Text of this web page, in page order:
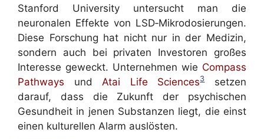
Stanford University untersucht man die
neuronalen Effekte von LSD‑Mikrodosierungen.
Diese Forschung hat nicht nur in der Medizin,
sondern auch bei privaten Investoren großes
Interesse geweckt. Unternehmen wie Compass
Pathways und Atai Life Sciences3setzen
darauf, dass die Zukunft der psychischen
Gesundheit in jenen Substanzen liegt, die einst
einen kulturellen Alarm auslösten.